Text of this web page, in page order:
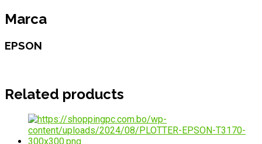
Marca
EPSON
Related products